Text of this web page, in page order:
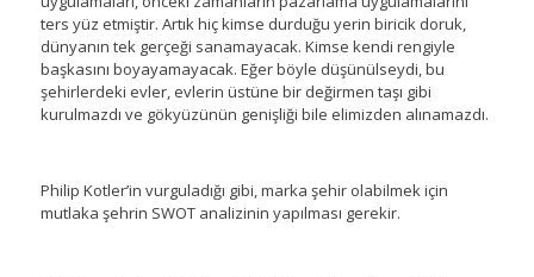
ters yüz etmiştir. Artık hiç kimse durduğu yerin biricik doruk,
dünyanın tek gerçeği sanamayacak. Kimse kendi rengiyle
başkasını boyayamayacak. Eğer böyle düşünülseydi, bu
şehirlerdeki evler, evlerin üstüne bir değirmen taşı gibi
kurulmazdı ve gökyüzünün genişliği bile elimizden alınamazdı.
Philip Kotler’in vurguladığı gibi, marka şehir olabilmek için
mutlaka şehrin SWOT analizinin yapılması gerekir.